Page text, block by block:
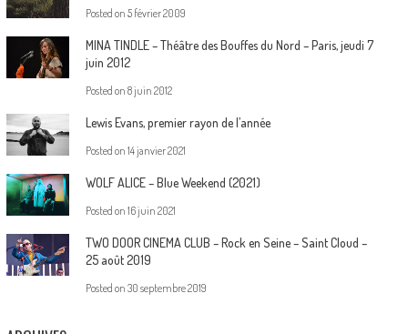
Posted on 5 février 2009
MINA TINDLE – Théâtre des Bouffes du Nord – Paris, jeudi 7
juin 2012
Posted on 8 juin 2012
Lewis Evans, premier rayon de l’année
Posted on 14 janvier 2021
WOLF ALICE – Blue Weekend (2021)
Posted on 16 juin 2021
TWO DOOR CINEMA CLUB – Rock en Seine – Saint Cloud –
25 août 2019
Posted on 30 septembre 2019